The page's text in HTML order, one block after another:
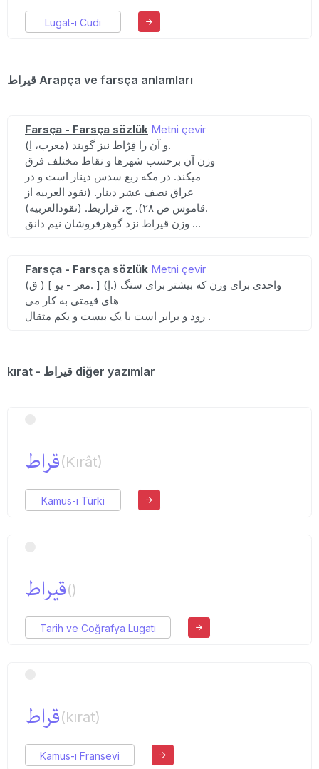
Lugat-ı Cudi
قیراط Arapça ve farsça anlamları
Farsça - Farsça sözlük Metni çevir
(معرب، اِ) و آن را قِرّاط نیز گویند.
وزن آن برحسب شهرها و نقاط مختلف فرق
میکند. در مکه ربع سدس دینار است و در
عراق نصف عشر دینار. (نقود العربیه از
قاموس ص ۲۸). ج، قراریط. (نقودالعربیه).
وزن قیراط نزد گوهرفروشان نیم دانق ...
Farsça - Farsça sözlük Metni çevir
(ق ) [ معر - یو. ] (اِ.) واحدی برای وزن که بیشتر برای سنگ
های قیمتی به کار می
رود و برابر است با یک بیست و یکم مثقال .
kırat - قیراط diğer yazımlar
قراط(Kırât)
Kamus-ı Türki
قیراط()
Tarih ve Coğrafya Lugatı
قراط(kırat)
Kamus-ı Fransevi